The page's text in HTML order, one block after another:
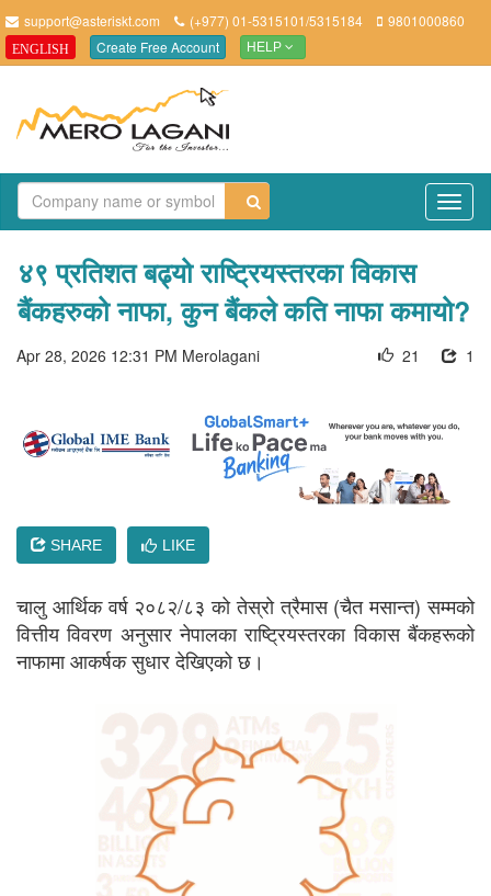
support@asteriskt.com (+977) 01-5315101/5315184 9801000860
ENGLISH Create Free Account HELP
४९ प्रतिशत बढ्यो राष्ट्रियस्तरका विकास
बैंकहरुको नाफा, कुन बैंकले कति नाफा कमायो?
Apr 28, 2026 12:31 PM Merolagani 1
21
SHARE LIKE
चालु आर्थिक वर्ष २०८२/८३ को तेस्रो त्रैमास (चैत मसान्त) सम्मको
वित्तीय विवरण अनुसार नेपालका राष्ट्रियस्तरका विकास बैंकहरूको
नाफामा आकर्षक सुधार देखिएको छ।